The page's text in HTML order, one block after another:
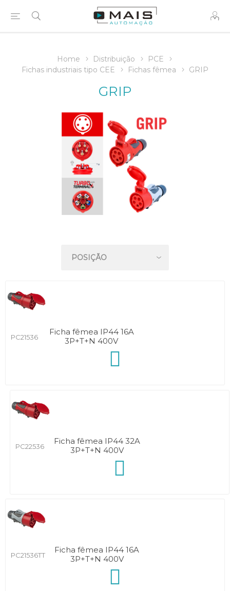
Home Distribuição
PCE
Fichas industriais tipo CEE
Fichas fêmea GRIP
GRIP
PC21536
Ficha fêmea IP44 16A
3P+T+N 400V
PC22536
Ficha fêmea IP44 32A
3P+T+N 400V
PC21536TT
Ficha fêmea IP44 16A
3P+T+N 400V